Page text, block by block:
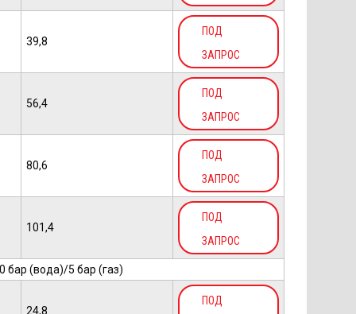
39,8
ПОД
ЗАПРОС
56,4
ПОД
ЗАПРОС
80,6
ПОД
ЗАПРОС
101,4
ПОД
ЗАПРОС
бар (вода)/5 бар (газ)
24,8
ПОД